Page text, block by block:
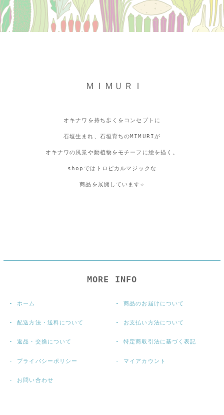
ＭＩＭＵＲＩ
オキナワを持ち歩くをコンセプトに
石垣生まれ、石垣育ちのMIMURIが
オキナワの風景や動植物をモチーフに絵を描く。
shopではトロピカルマジックな
商品を展開しています☆
MORE INFO
ホーム 商品のお届けについて
配送方法・送料について お支払い方法について
返品・交換について 特定商取引法に基づく表記
プライバシーポリシー マイアカウント
お問い合わせ